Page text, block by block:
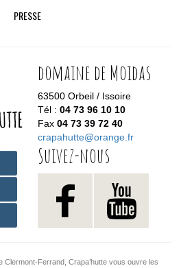
PRESSE
domaine de Moidas
63500 Orbeil / Issoire
Tél : 04 73 96 10 10
Fax 04 73 39 72 40
crapahutte@orange.fr
Suivez-nous
Clermont-Ferrand, Crapa’hutte vous ouvre les